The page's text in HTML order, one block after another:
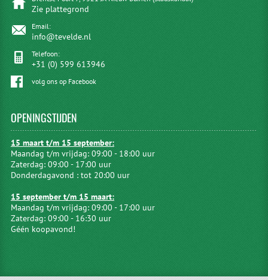
Zie plattegrond
Email:
info@tevelde.nl
Telefoon:
+31 (0) 599 613946
volg ons op Facebook
OPENINGSTIJDEN
15 maart t/m 15 september:
Maandag t/m vrijdag: 09:00 - 18:00 uur
Zaterdag: 09:00 - 17:00 uur
Donderdagavond : tot 20:00 uur
15 september t/m 15 maart:
Maandag t/m vrijdag: 09:00 - 17:00 uur
Zaterdag: 09:00 - 16:30 uur
Géén koopavond!